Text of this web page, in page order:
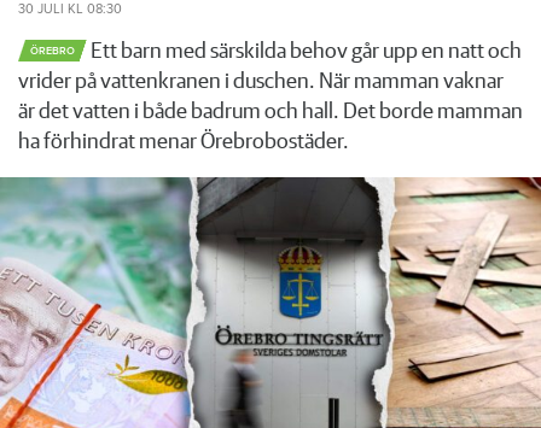
30 JULI KL 08:30
ÖREBRO
Ett barn med särskilda behov går upp en natt och
vrider på vattenkranen i duschen. När mamman vaknar
är det vatten i både badrum och hall. Det borde mamman
ha förhindrat menar Örebrobostäder.